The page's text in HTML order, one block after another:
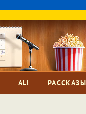
ALI РАССКАЗЫ